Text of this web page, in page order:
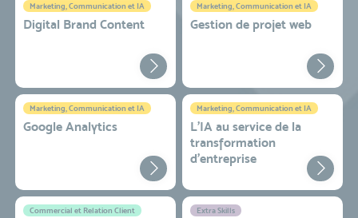
Marketing, Communication et IA
Digital Brand Content
Marketing, Communication et IA
Gestion de projet web
Marketing, Communication et IA
Google Analytics
Marketing, Communication et IA
L'IA au service de la
transformation
d'entreprise
Commercial et Relation Client Extra Skills